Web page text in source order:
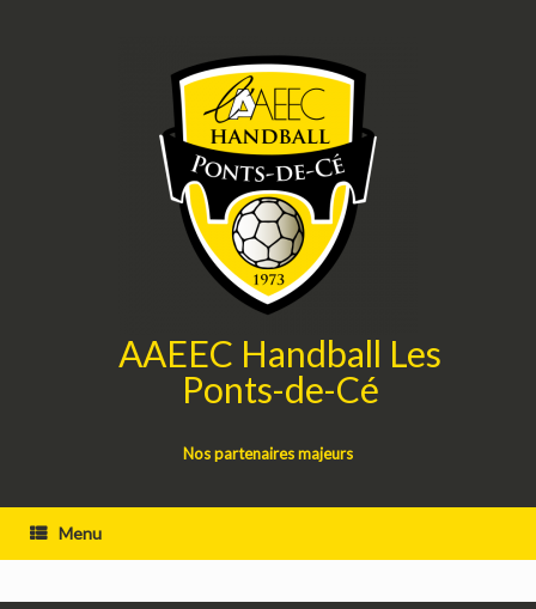
AAEEC Handball Les
Ponts-de-Cé
Nos partenaires majeurs
Menu